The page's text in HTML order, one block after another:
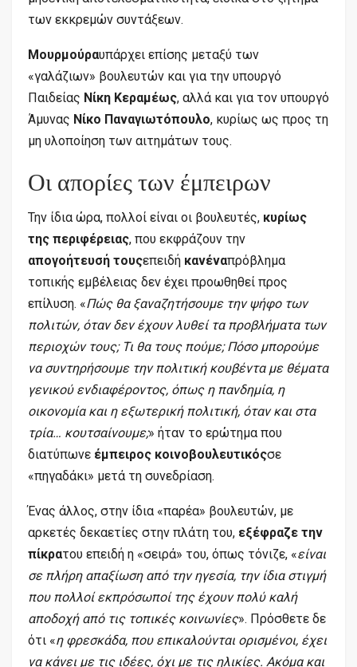
των εκκρεμών συντάξεων.
Μουρμούραυπάρχει επίσης μεταξύ των
«γαλάζιων» βουλευτών και για την υπουργό
Παιδείας Νίκη Κεραμέως, αλλά και για τον υπουργό
Άμυνας Νίκο Παναγιωτόπουλο, κυρίως ως προς τη
μη υλοποίηση των αιτημάτων τους.
Οι απορίες των έμπειρων
Την ίδια ώρα, πολλοί είναι οι βουλευτές, κυρίως
της περιφέρειας, που εκφράζουν την
απογοήτευσή τουςεπειδή κανέναπρόβλημα
τοπικής εμβέλειας δεν έχει προωθηθεί προς
επίλυση. «Πώς θα ξαναζητήσουμε την ψήφο των
πολιτών, όταν δεν έχουν λυθεί τα προβλήματα των
περιοχών τους; Τι θα τους πούμε; Πόσο μπορούμε
να συντηρήσουμε την πολιτική κουβέντα με θέματα
γενικού ενδιαφέροντος, όπως η πανδημία, η
οικονομία και η εξωτερική πολιτική, όταν και στα
τρία… κουτσαίνουμε;» ήταν το ερώτημα που
διατύπωνε έμπειρος κοινοβουλευτικόςσε
«πηγαδάκι» μετά τη συνεδρίαση.
Ένας άλλος, στην ίδια «παρέα» βουλευτών, με
αρκετές δεκαετίες στην πλάτη του, εξέφραζε την
πίκρατου επειδή η «σειρά» του, όπως τόνιζε, «είναι
σε πλήρη απαξίωση από την ηγεσία, την ίδια στιγμή
που πολλοί εκπρόσωποί της έχουν πολύ καλή
αποδοχή από τις τοπικές κοινωνίες». Πρόσθετε δε
ότι «η φρεσκάδα, που επικαλούνται ορισμένοι, έχει
να κάνει με τις ιδέες, όχι με τις ηλικίες. Ακόμα και